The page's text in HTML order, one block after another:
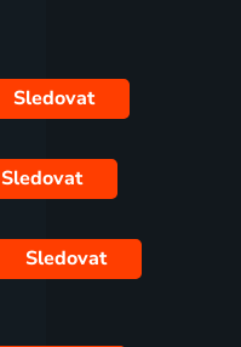
Sledovat
Sledovat
Sledovat